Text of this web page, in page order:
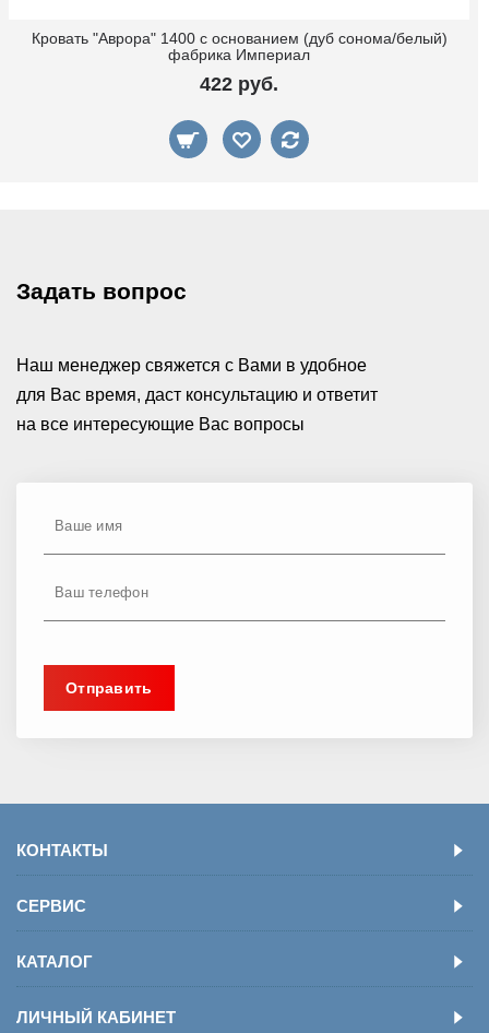
Кровать "Аврора" 1400 с основанием (дуб сонома/белый)
фабрика Империал
422 руб.
Задать вопрос
Наш менеджер свяжется с Вами в удобное
для Вас время, даст консультацию и ответит
на все интересующие Вас вопросы
КОНТАКТЫ
СЕРВИС
КАТАЛОГ
ЛИЧНЫЙ КАБИНЕТ